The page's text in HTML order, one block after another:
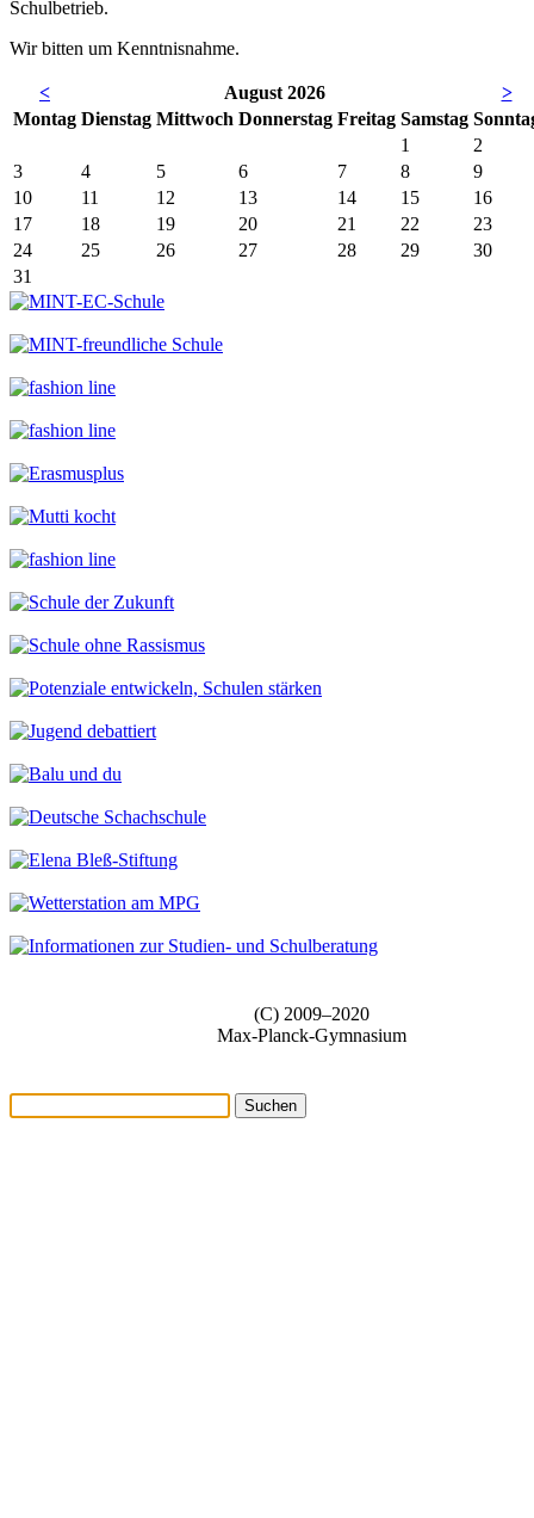
Schulbetrieb.
Wir bitten um Kenntnisnahme.
< August 2026
>
Montag Dienstag Mittwoch Donnerstag Freitag Samstag So
1
2
3
4 5 6 7 8
9
10
11 12 13 14 15
16
17
18 19 20 21 22
23
24
25 26 27 28 29
30
31
(C) 2009–2020
Max-Planck-Gymnasium
Suchen